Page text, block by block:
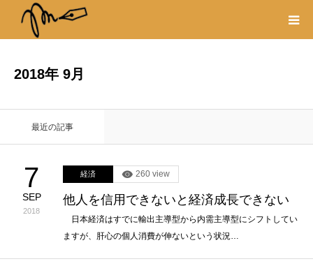
2018年 9月
最近の記事
7
SEP
2018
経済 260 view
他人を信用できないと経済成長できない
日本経済はすでに輸出主導型から内需主導型にシフトしてい
ますが、肝心の個人消費が伸ないという状況…
取材や出演の依頼